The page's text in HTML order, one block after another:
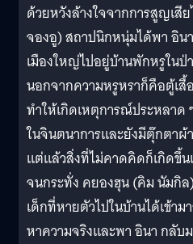
ด้วยหวังล้างใจจากการสูญเสี
จองอู) สถาปนิกหนุ่มได้พา อิน
เมืองใหญ่ไปอยู่บ้านพักหรูใน
นอกจากความหรูหราก็คือตู้เ
ทำให้เกิดเหตุการณ์ประหลา
ในจินตนาการและยังมีตุ๊กตาผ้
แต่แล้วสิ่งที่ไม่คาดคิดก็เกิดขึ้
จนกระทั่ง คยองฮุน (คิม นัมกิ
เด็กที่หายตัวไปในบ้านได้เข้า
หาความจริงและพา อินา กลับ